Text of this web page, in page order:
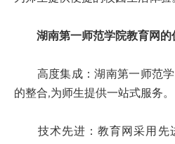
湖南第一师范学院教育网的
高度集成：湖南第一师范学
的整合,为师生提供一站式服务。
技术先进：教育网采用先